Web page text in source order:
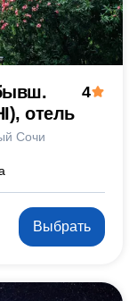
отель
Сочи
4
Выбрать